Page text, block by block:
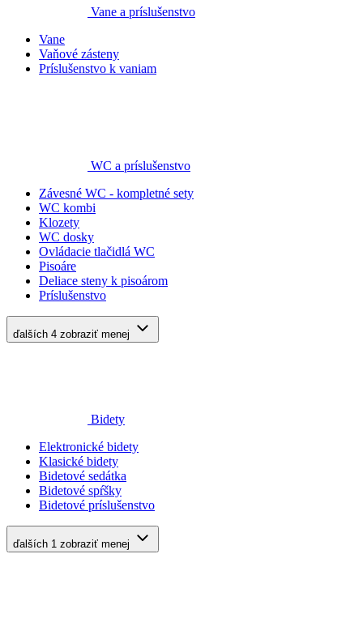
Vane a príslušenstvo
Vane
Vaňové zásteny
Príslušenstvo k vaniam
WC a príslušenstvo
Závesné WC - kompletné sety
WC kombi
Klozety
WC dosky
Ovládacie tlačidlá WC
Pisoáre
Deliace steny k pisoárom
Príslušenstvo
ďalších 4 zobraziť menej
Bidety
Elektronické bidety
Klasické bidety
Bidetové sedátka
Bidetové spŕšky
Bidetové príslušenstvo
ďalších 1 zobraziť menej